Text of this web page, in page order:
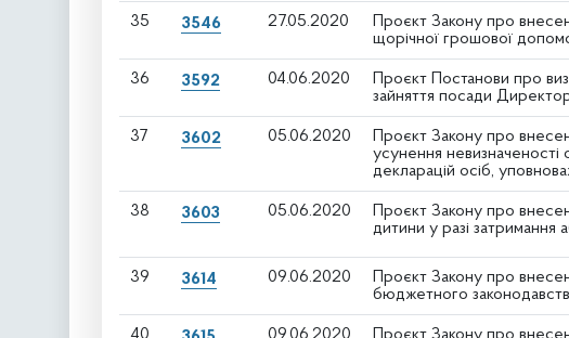
35 3546 27.05.2020
Проєкт Закону про
щорічної грошової
36 3592 04.06.2020
Проєкт Постанови про
зайняття посади
37 3602 05.06.2020
Проєкт Закону про
усунення невизначеності
декларацій осіб,
38 3603 05.06.2020
Проєкт Закону про
дитини у разі затримання
39 3614 09.06.2020
Проєкт Закону про
бюджетного
40 09.06.2020
Проєкт Закону про